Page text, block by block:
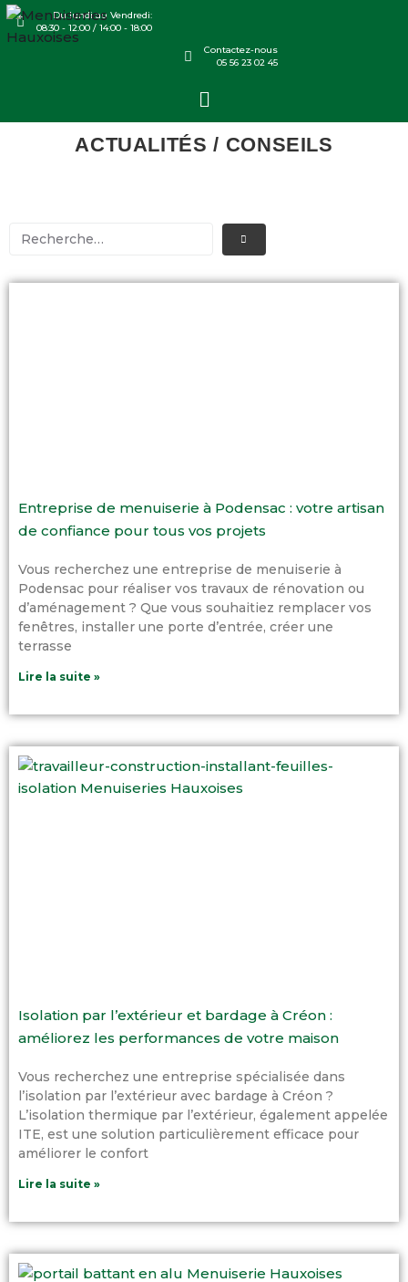
Du lundi au Vendredi:
08:30 - 12:00 / 14:00 - 18:00
Contactez-nous
05 56 23 02 45
ACTUALITÉS / CONSEILS
Entreprise de menuiserie à Podensac : votre artisan
de confiance pour tous vos projets
Vous recherchez une entreprise de menuiserie à
Podensac pour réaliser vos travaux de rénovation ou
d’aménagement ? Que vous souhaitiez remplacer vos
fenêtres, installer une porte d’entrée, créer une
terrasse
Lire la suite »
Isolation par l’extérieur et bardage à Créon :
améliorez les performances de votre maison
Vous recherchez une entreprise spécialisée dans
l’isolation par l’extérieur avec bardage à Créon ?
L’isolation thermique par l’extérieur, également appelée
ITE, est une solution particulièrement efficace pour
améliorer le confort
Lire la suite »